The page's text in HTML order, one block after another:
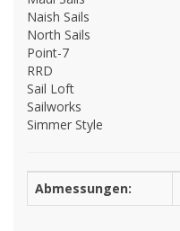
Naish Sails
North Sails
Point-7
RRD
Sail Loft
Sailworks
Simmer Style
Abmessungen: